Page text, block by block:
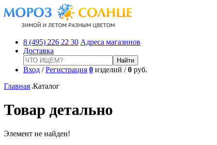
8 (495) 226 22 30 Адреса магазинов
Доставка
Вход /Регистрация 0 изделий /0 руб.
Главная Каталог
Товар детально
Элемент не найден!